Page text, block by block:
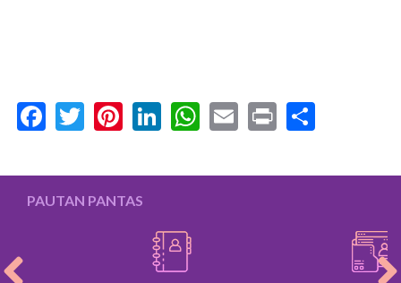
Facebook
Twitter
Pinterest
LinkedIn
WhatsApp
Email
Print
PAUTAN PANTAS